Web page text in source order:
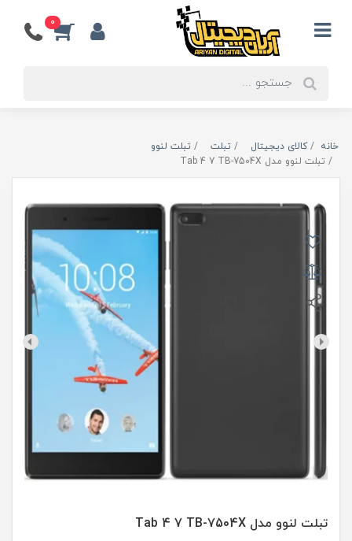
0
خانه کالای دیجیتال تبلت
تبلت لنوو
تبلت لنوو مدل Tab 4 7 TB-7504X
تبلت لنوو مدل Tab 4 7 TB-7504X